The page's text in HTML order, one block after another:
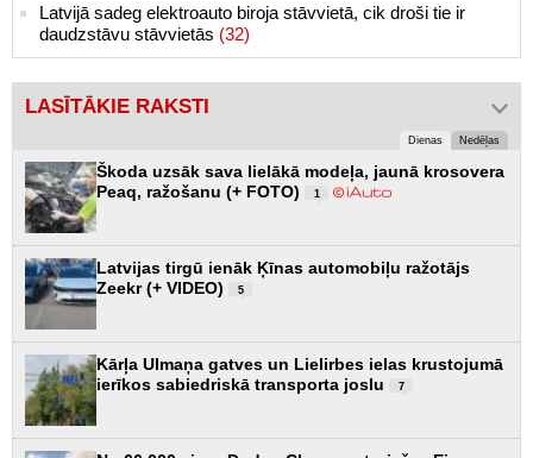
Latvijā sadeg elektroauto biroja stāvvietā, cik droši tie ir
daudzstāvu stāvvietās (32)
LASĪTĀKIE RAKSTI
Dienas Nedēļas
Škoda uzsāk sava lielākā modeļa, jaunā krosovera
Peaq, ražošanu (+ FOTO)
1
Latvijas tirgū ienāk Ķīnas automobiļu ražotājs
Zeekr (+ VIDEO)
5
Kārļa Ulmaņa gatves un Lielirbes ielas krustojumā
ierīkos sabiedriskā transporta joslu
7